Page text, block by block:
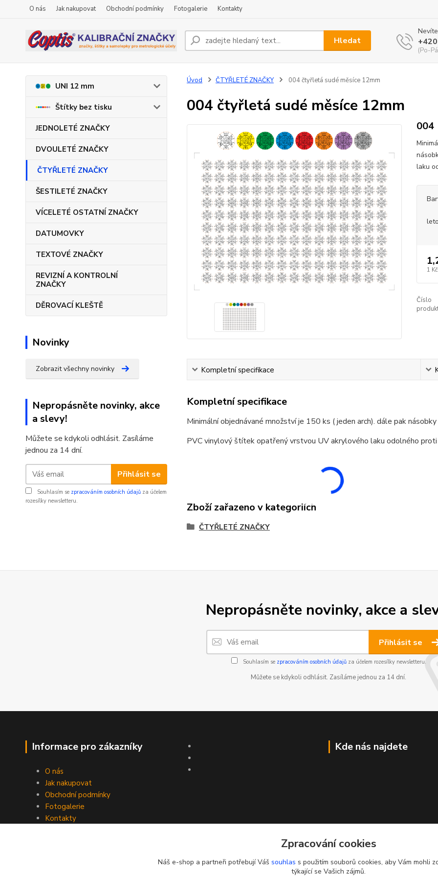
O nás Jak nakupovat Obchodní podmínky Fotogalerie Kontakty
Hledat
(Po-
UNI 12 mm
Štítky bez tisku
JEDNOLETÉ ZNAČKY
DVOULETÉ ZNAČKY
ČTYŘLETÉ ZNAČKY
ŠESTILETÉ ZNAČKY
VÍCELETÉ OSTATNÍ ZNAČKY
DATUMOVKY
TEXTOVÉ ZNAČKY
REVIZNÍ A KONTROLNÍ
ZNAČKY
DĚROVACÍ KLEŠTĚ
Novinky
Zobrazit všechny novinky
Nepropásněte novinky, akce
a slevy!
Můžete se kdykoli odhlásit. Zasíláme
jednou za 14 dní.
Přihlásit se
Souhlasím se zpracováním osobních údajů za účelem
rozesílky newsletteru.
Úvod ČTYŘLETÉ ZNAČKY 004 čtyřletá sudé měsíce 12mm
004 čtyřletá sudé měsíce 12mm
004
laku
1 Kč
Číslo
Kompletní specifikace
Kompletní specifikace
Minimální objednávané množství je 150 ks ( jeden arch). dále pak
PVC vinylový štítek opatřený vrstvou UV akrylového laku odolného
Zboží zařazeno v kategoriích
ČTYŘLETÉ ZNAČKY
Nepropásněte novinky, akce a
Přihlásit se
Souhlasím se zpracováním osobních údajůza účelem rozesílky newsletteru.
Můžete se kdykoli odhlásit. Zasíláme jednou za 14 dní.
Informace pro zákazníky
O nás
Jak nakupovat
Obchodní podmínky
Fotogalerie
Kontakty
Kde nás najdete
Zpracování cookies
Náš e-shop a partneři potřebují Váš souhlas s použitím souborů cookies, aby Vám mohli
týkající se Vašich zájmů.